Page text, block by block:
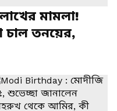
মামলা!
চাল তনয়ের,